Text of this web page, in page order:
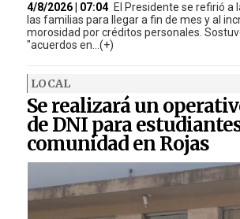
4/8/2026 | 07:04 El Presidente se refirió a
las familias para llegar a fin de mes y al
morosidad por créditos personales.
"acuerdos en...(+)
LOCAL
Se realizará un
de DNI para
comunidad en Rojas